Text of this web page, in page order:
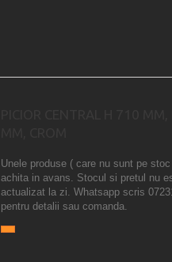
Unele produse ( care nu sunt pe
achita in avans. Stocul si pretul nu
actualizat la zi. Whatsapp scris
pentru detalii sau comanda.